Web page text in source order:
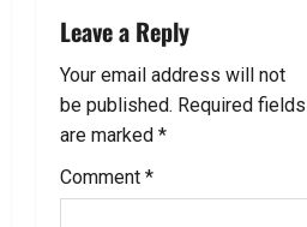
v
i
g
a
Leave a Reply
Your email address will not
be published. Required fields
are marked *
Comment *